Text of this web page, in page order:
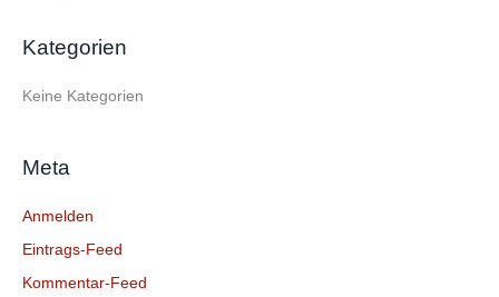
n
h
Kategorien
Keine Kategorien
Meta
Anmelden
Eintrags-Feed
Kommentar-Feed